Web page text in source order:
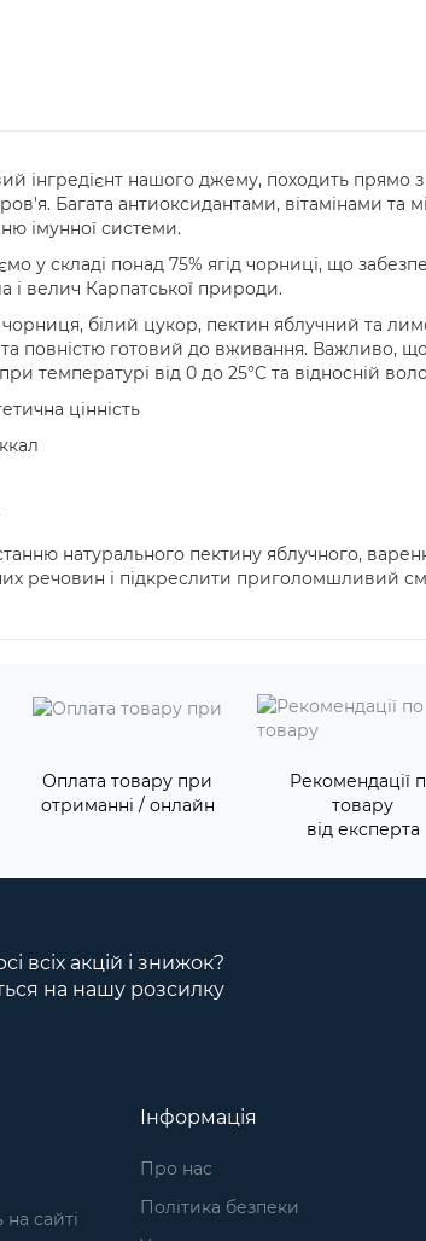
інгредієнт нашого джему, походить прямо
Багата антиоксидантами, вітамінами
імунної системи.
у складі понад 75% ягід чорниці, що
і велич Карпатської природи.
білий цукор, пектин яблучний та
повністю готовий до вживання. Важливо,
температурі від 0 до 25°C та відносній
цінність
натурального пектину яблучного,
речовин і підкреслити приголомшливий
Оплата товару при
отриманні / онлайн
Рекомендації
товару
від експерта
всіх акцій і знижок?
на нашу розсилку
сайті
Інформація
Про нас
Політика безпеки